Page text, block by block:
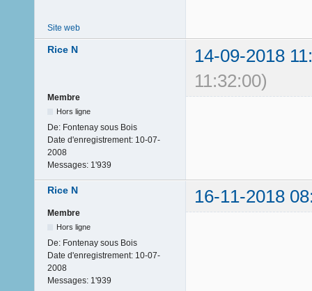
Site web
Rice N
14-09-2018
11:32:00)
Membre
Hors ligne
De: Fontenay sous Bois
Date d'enregistrement: 10-07-
2008
Messages: 1'939
Rice N 16-11-2018
Membre
Hors ligne
De: Fontenay sous Bois
Date d'enregistrement: 10-07-
2008
Messages: 1'939